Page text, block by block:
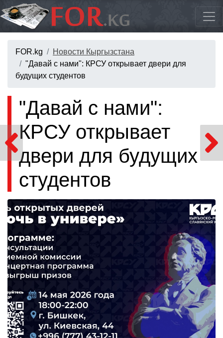
FOR.kg
Новости Кыргызстана
"Давай с нами": КРСУ открывает двери для
будущих студентов
"Давай с нами":
КРСУ открывает
двери для будущих
студентов